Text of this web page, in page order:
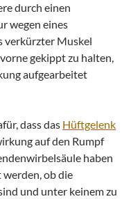
durch einen
wegen eines
verkürzter Muskel
gekippt zu halten,
aufgearbeitet
dass das Hüftgelenk
auf den Rumpf
haben
werden, ob die
und unter keinem zu